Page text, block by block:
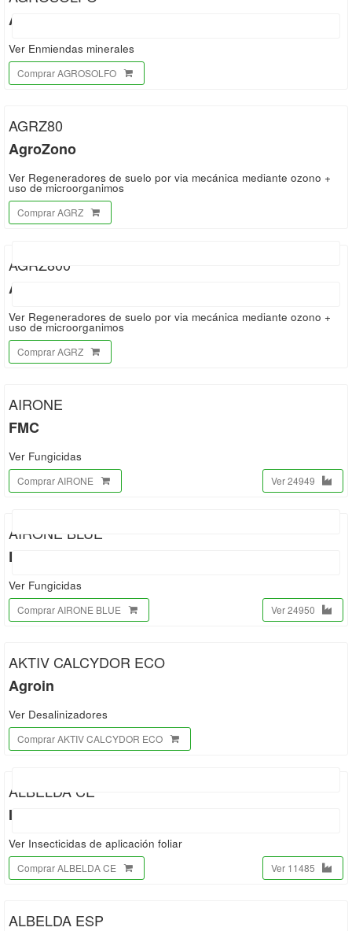
Afepasa
Ver Enmiendas minerales
Comprar AGROSOLFO
AGRZ80
AgroZono
Ver Regeneradores de suelo por via mecánica mediante ozono +
uso de microorganimos
Comprar AGRZ
AGRZ800
AgroZono
Ver Regeneradores de suelo por via mecánica mediante ozono +
uso de microorganimos
Comprar AGRZ
AIRONE
FMC
Ver Fungicidas
Comprar AIRONE Ver 24949
AIRONE BLUE
FMC
Ver Fungicidas
Comprar AIRONE BLUE Ver 24950
AKTIV CALCYDOR ECO
Agroin
Ver Desalinizadores
Comprar AKTIV CALCYDOR ECO
ALBELDA CE
I. Albelda
Ver Insecticidas de aplicación foliar
Comprar ALBELDA CE Ver 11485
ALBELDA ESP